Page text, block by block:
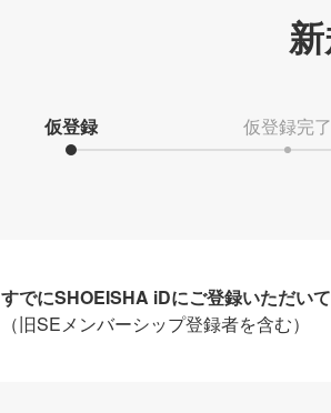
仮登録 仮登録完了
すでにSHOEISHA iDにご登録いただい
（旧SEメンバーシップ登録者を含む）